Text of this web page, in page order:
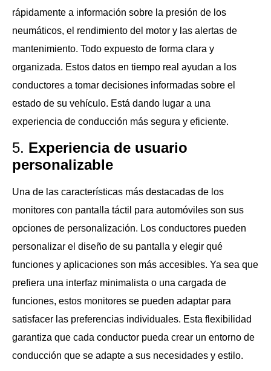
rápidamente a información sobre la presión de los
neumáticos, el rendimiento del motor y las alertas de
mantenimiento. Todo expuesto de forma clara y
organizada. Estos datos en tiempo real ayudan a los
conductores a tomar decisiones informadas sobre el
estado de su vehículo. Está dando lugar a una
experiencia de conducción más segura y eficiente.
5. Experiencia de usuario
personalizable
Una de las características más destacadas de los
monitores con pantalla táctil para automóviles son sus
opciones de personalización. Los conductores pueden
personalizar el diseño de su pantalla y elegir qué
funciones y aplicaciones son más accesibles. Ya sea que
prefiera una interfaz minimalista o una cargada de
funciones, estos monitores se pueden adaptar para
satisfacer las preferencias individuales. Esta flexibilidad
garantiza que cada conductor pueda crear un entorno de
conducción que se adapte a sus necesidades y estilo.